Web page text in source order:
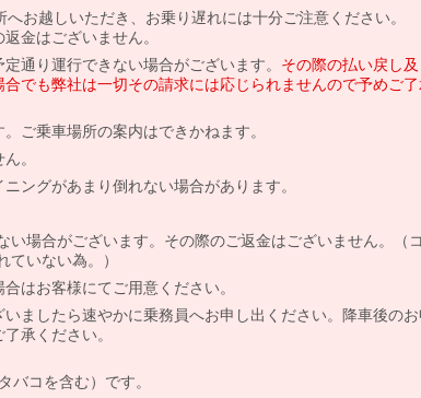
お越しいただき、お乗り遅れには十分ご注意ください。
金はございません。
通り運行できない場合がございます。 その際の払い戻し及
でも弊社は一切その請求には応じられませんので予めご
ご乗車場所の案内はできかねます。
。
ングがあまり倒れない場合があります。
場合がございます。その際のご返金はございません。（
いない為。）
はお客様にてご用意ください。
ましたら速やかに乗務員へお申し出ください。降車後の
承ください。
バコを含む）です。